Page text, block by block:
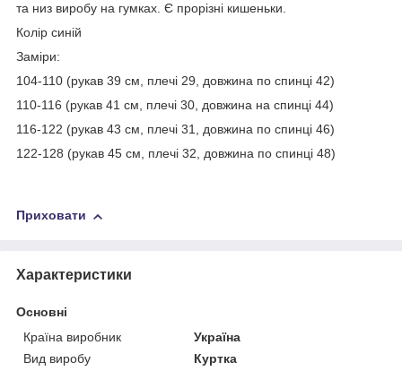
та низ виробу на гумках. Є прорізні кишеньки.
Колір синій
Заміри:
104-110 (рукав 39 см, плечі 29, довжина по спинці 42)
110-116 (рукав 41 см, плечі 30, довжина на спинці 44)
116-122 (рукав 43 см, плечі 31, довжина по спинці 46)
122-128 (рукав 45 см, плечі 32, довжина по спинці 48)
Приховати
Характеристики
Основні
Країна виробник
Україна
Вид виробу
Куртка